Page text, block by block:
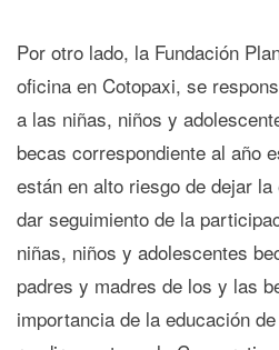
Por otro lado, la Fundación
oficina en Cotopaxi, se
a las niñas, niños y
becas correspondiente al año
están en alto riesgo de dejar
dar seguimiento de la
niñas, niños y adolescentes
padres y madres de los y las
importancia de la educación